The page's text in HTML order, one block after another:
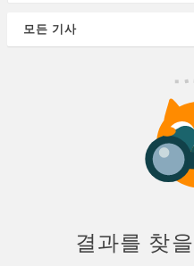
결과를 찾